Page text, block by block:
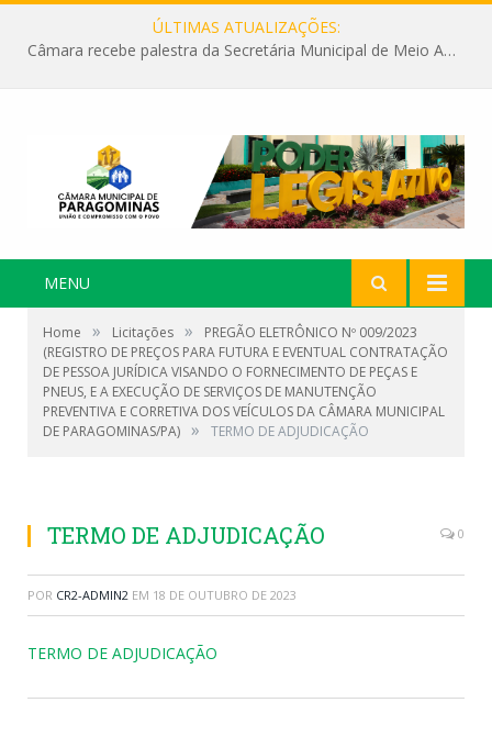
ÚLTIMAS ATUALIZAÇÕES:
Câmara recebe palestra da Secretária Municipal de Meio Ambiente sobre as ações da “SEMANA DO MEIO AMBIENTE”
MENU
Home » Licitações »
PREGÃO ELETRÔNICO Nº 009/2023
(REGISTRO DE PREÇOS PARA FUTURA E EVENTUAL CONTRATAÇÃO
DE PESSOA JURÍDICA VISANDO O FORNECIMENTO DE PEÇAS E
PNEUS, E A EXECUÇÃO DE SERVIÇOS DE MANUTENÇÃO
PREVENTIVA E CORRETIVA DOS VEÍCULOS DA CÂMARA MUNICIPAL
DE PARAGOMINAS/PA) » TERMO DE ADJUDICAÇÃO
TERMO DE ADJUDICAÇÃO 0
POR CR2-ADMIN2 EM 18 DE OUTUBRO DE 2023
TERMO DE ADJUDICAÇÃO